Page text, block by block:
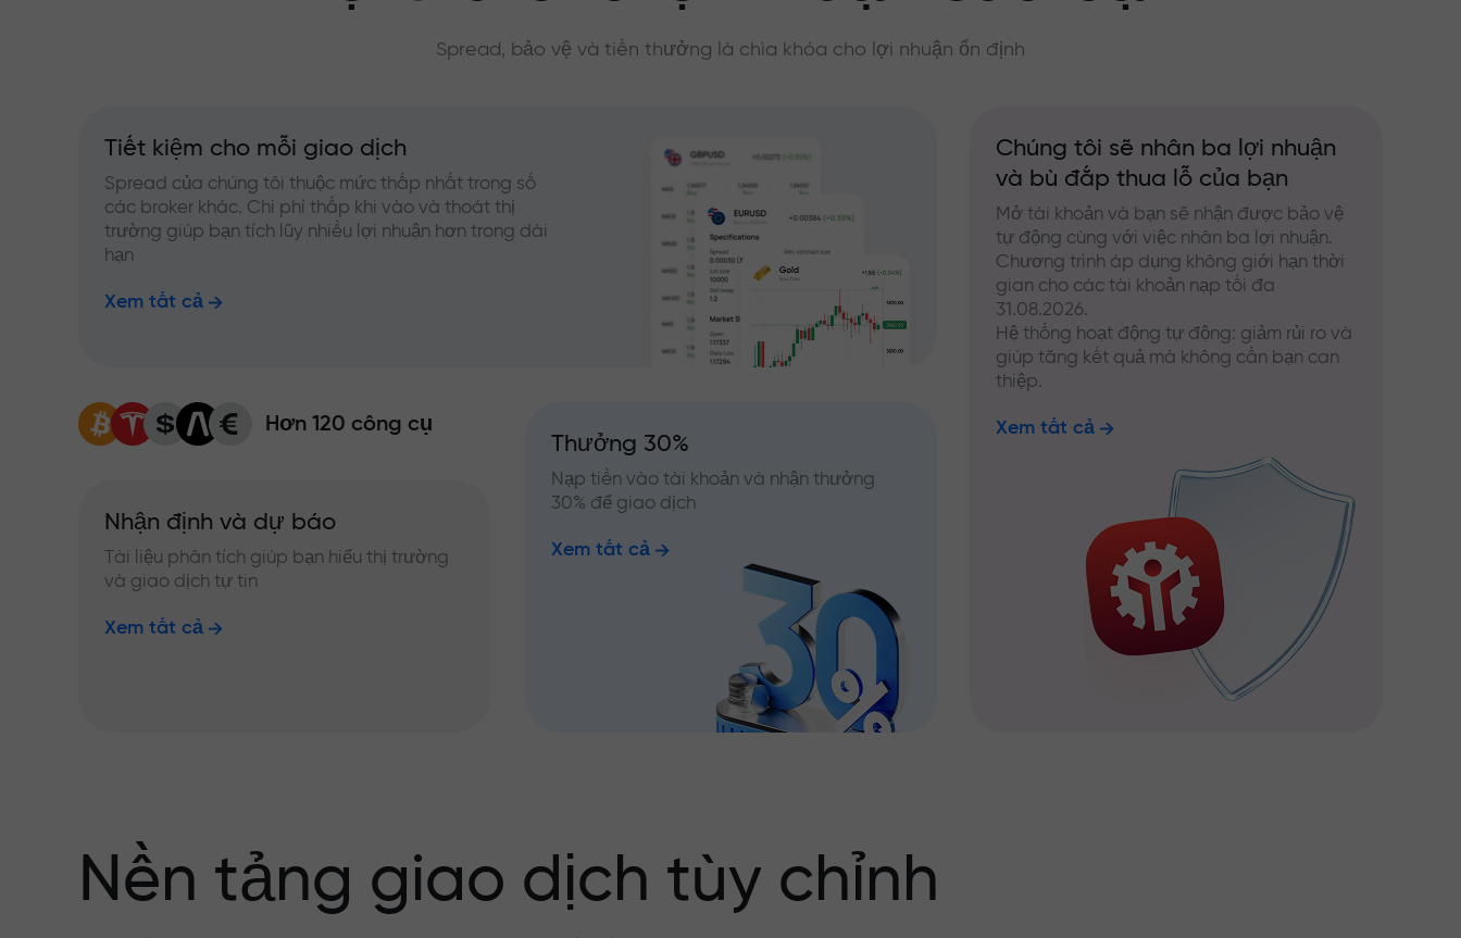
Spread, bảo vệ và tiền thưởng là chìa khóa cho lợi nhuận ổn định
Tiết kiệm cho mỗi giao dịch
Spread của chúng tôi thuộc mức thấp nhất trong số
các broker khác. Chi phí thấp khi vào và thoát thị
trường giúp bạn tích lũy nhiều lợi nhuận hơn trong dài
hạn
Xem tất cả
Hơn 120 công cụ
Nhận định và dự báo
Tài liệu phân tích giúp bạn hiểu thị trường
và giao dịch tự tin
Xem tất cả
Thưởng 30%
Nạp tiền vào tài khoản và nhận thưởng
30% để giao dịch
Xem tất cả
Chúng tôi sẽ nhân ba lợi nhuận
và bù đắp thua lỗ của bạn
Mở tài khoản và bạn sẽ nhận được bảo vệ
tự động cùng với việc nhân ba lợi nhuận.
Chương trình áp dụng không giới hạn thời
gian cho các tài khoản nạp tối đa
31.08.2026.
Hệ thống hoạt động tự động: giảm rủi ro và
giúp tăng kết quả mà không cần bạn can
thiệp.
Xem tất cả
Nền tảng giao dịch tùy chỉnh